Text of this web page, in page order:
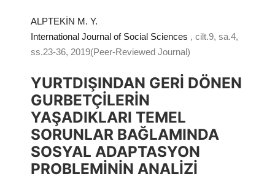
ALPTEKİN M. Y.
International Journal of Social Sciences , cilt.9, sa.4,
ss.23-36, 2019(Peer-Reviewed Journal)
YURTDIŞINDAN GERİ DÖNEN
GURBETÇİLERİN
YAŞADIKLARI TEMEL
SORUNLAR BAĞLAMINDA
SOSYAL ADAPTASYON
PROBLEMİNİN ANALİZİ